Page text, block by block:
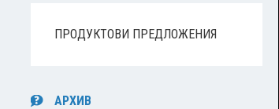
ПРОДУКТОВИ ПРЕДЛОЖЕНИЯ
АРХИВ